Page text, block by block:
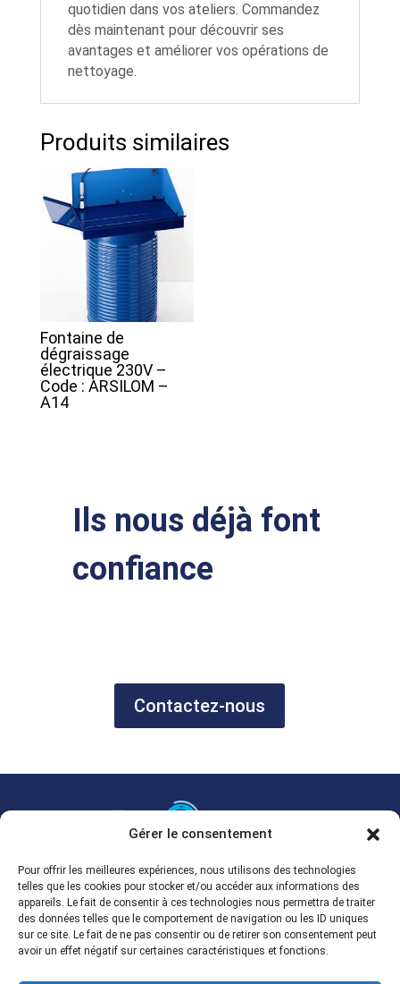
Gérer le consentement
Pour offrir les meilleures expériences, nous utilisons des technologies
telles que les cookies pour stocker et/ou accéder aux informations des
appareils. Le fait de consentir à ces technologies nous permettra de traiter
des données telles que le comportement de navigation ou les ID uniques
sur ce site. Le fait de ne pas consentir ou de retirer son consentement peut
avoir un effet négatif sur certaines caractéristiques et fonctions.
quotidien dans vos ateliers. Commandez
dès maintenant pour découvrir ses
avantages et améliorer vos opérations de
nettoyage.
Produits similaires
Fontaine de
dégraissage
électrique 230V –
Code : ARSILOM –
A14
Ils nous déjà font
confiance
Contactez-nous
Grossiste multimarque en ligne.
Spécialisé en fontaines de nettoyage et dégraissage
professionnelles.
Appelez-nous au 02 40 37 94 39
 contact@arsilom.com
Immeuble SKYLINE, 22, Mail Pablo Picasso